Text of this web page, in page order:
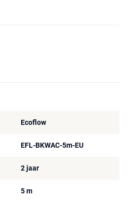
Ecoflow
EFL-BKWAC-5m-EU
2 jaar
5 m